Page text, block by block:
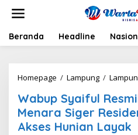
t
Beranda Headline
Homepage / Lampung /
Wabup Syaiful
Menara Siger
Akses Hunian Layak